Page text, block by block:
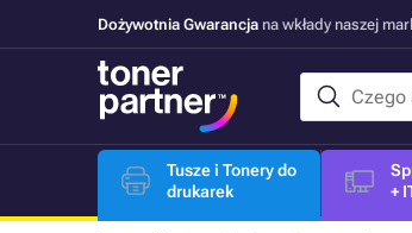
Dożywotnia Gwarancja na wkłady naszej
Tusze i Tonery do
drukarek
+